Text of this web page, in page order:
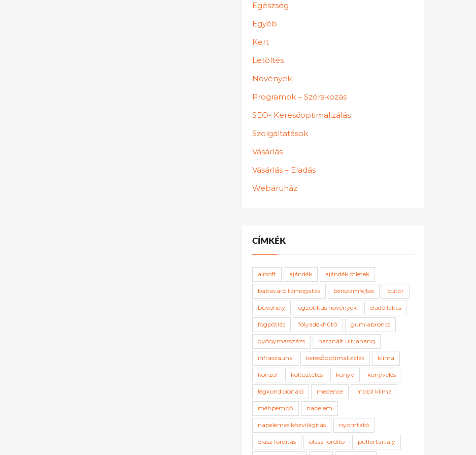
Egészség
Egyéb
Kert
Letöltés
Növények
Programok – Szórakozás
SEO- Keresőoptimalizálás
Szolgáltatások
Vásárlás
Vásárlás – Eladás
Webáruház
CÍMKÉK
airsoft ajándék ajándék ötletek
babaváró támogatás bérszámfejtés bútor
búvóhely egzotikus növények eladó lakás
fogpótlás folyadékhűtő gumiabroncs
gyógymasszázs használt ultrahang
infraszauna keresőoptimalizálás klíma
konzol költöztetés könyv könyvelés
légkondicionáló medence mobil klíma
méhpempő napelem
napelemes közvilágítás nyomtató
olasz fordítás olasz fordító puffertartály